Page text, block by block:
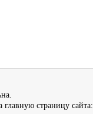
страницу сайта: